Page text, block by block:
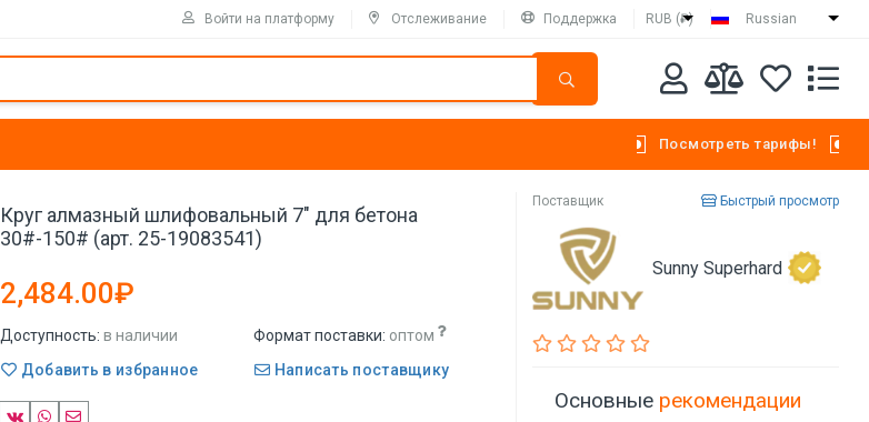
Войти на платформу Отслеживание Поддержка RUB (₽) Russian
Посмотреть тарифы!
Круг алмазный шлифовальный 7" для бетона
30#-150# (арт. 25-19083541)
2,484.00₽
Доступность: в наличии Формат поставки: оптом
Добавить в избранное
Написать поставщику
Поставщик Быстрый просмотр
Sunny Superhard
Основные рекомендации